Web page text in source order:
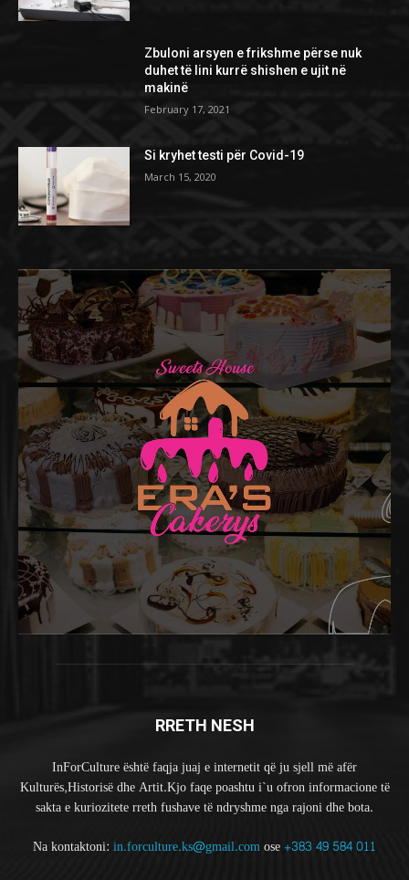
Zbuloni arsyen e frikshme përse nuk
duhet të lini kurrë shishen e ujit në
makinë
February 17, 2021
Si kryhet testi për Covid-19
March 15, 2020
RRETH NESH
InForCulture është faqja juaj e internetit që ju sjell më afër
Kulturës,Historisë dhe Artit.Kjo faqe poashtu i`u ofron informacione të
sakta e kuriozitete rreth fushave të ndryshme nga rajoni dhe bota.
Na kontaktoni: in.forculture.ks@gmail.comose+383 49 584 011